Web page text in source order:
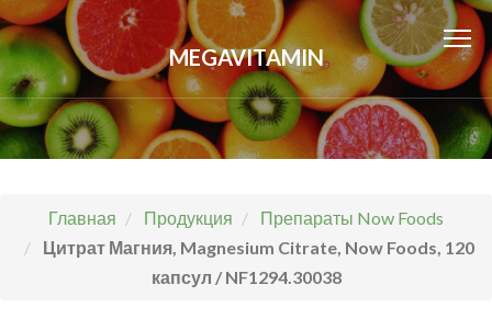
MEGAVITAMIN
Главная Продукция
Препараты Now Foods
Цитрат Магния, Magnesium Citrate, Now Foods, 120
капсул / NF1294.30038